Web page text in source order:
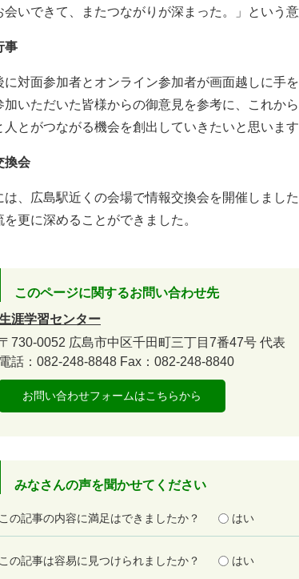
会いできて、またつながりが深まった。」という
事
対面参加者とオンライン参加者が画面越しに手
いただいた皆様からの御意見を参考に、これか
人とがつながる機会を創出していきたいと思います
換会
、広島駅近くの会場で情報交換会を開催しまし
を更に深めることができました。
このページに関するお問い合わせ先
涯学習センター
〒730-0052 広島市中区千田町三丁目7番47号 代表
電話：082-248-8848 Fax：082-248-8840
お問い合わせフォームはこちらから
みなさんの声を聞かせてください
満
この記事の内容に満足はできましたか？ はい
容
この記事は容易に見つけられましたか？ はい